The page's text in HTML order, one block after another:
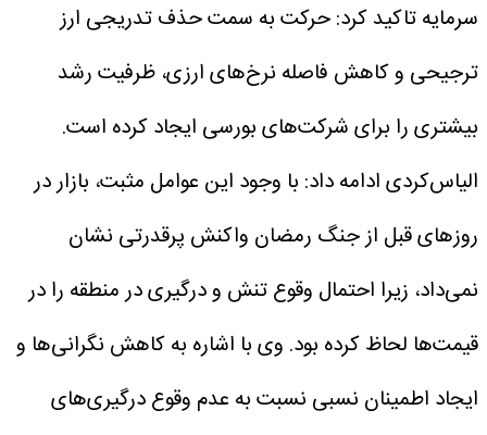
سرمایه تاکید کرد: حرکت به سمت حذف تدریجی ارز
ترجیحی و کاهش فاصله نرخ‌های ارزی، ظرفیت رشد
بیشتری را برای شرکت‌های بورسی ایجاد کرده است.
الیاس‌کردی ادامه داد: با وجود این عوامل مثبت، بازار در
روزهای قبل از جنگ رمضان واکنش پرقدرتی نشان
نمی‌داد، زیرا احتمال وقوع تنش و درگیری در منطقه را در
قیمت‌ها لحاظ کرده بود. وی با اشاره به کاهش نگرانی‌ها و
ایجاد اطمینان نسبی نسبت به عدم وقوع درگیری‌های